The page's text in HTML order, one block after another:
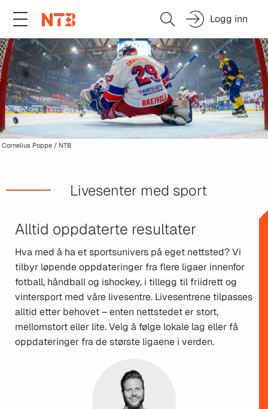
Logg inn
Cornelius Poppe / NTB
Livesenter med sport
Alltid oppdaterte resultater
Hva med å ha et sportsunivers på eget nettsted? Vi
tilbyr løpende oppdateringer fra flere ligaer innenfor
fotball, håndball og ishockey, i tillegg til friidrett og
vintersport med våre livesentre. Livesentrene tilpasses
alltid etter behovet – enten nettstedet er stort,
mellomstort eller lite. Velg å følge lokale lag eller få
oppdateringer fra de største ligaene i verden.